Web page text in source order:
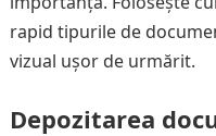
rapid tipurile de
vizual ușor de urmărit.
Depozitarea